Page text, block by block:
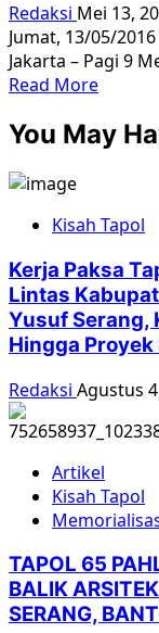
Redaksi Mei 13,
Jumat, 13/05/
Jakarta – Pagi 9
Read MoreRead
about
Yang
Komunis
You May
Kisah Tapol
Kerja Paksa
Lintas
Yusuf Serang,
Hingga
Redaksi Agustus
Artikel
Kisah Tapol
TAPOL 65
BALIK
SERANG,